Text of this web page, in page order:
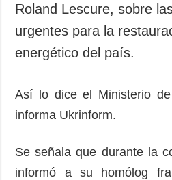
Desastres y
ADICIONAL
Publicaciones
Entrevistas
Video
Roland Lescure, sobre
urgentes para la
energético del país.
Así lo dice el Ministerio
informa Ukrinform.
Se señala que durante la
informó a su homólog